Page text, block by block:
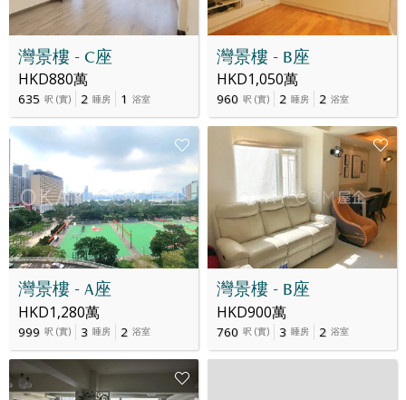
灣景樓 - C座
HKD880萬
635 呎 (實) 2 睡房 1 浴室
灣景樓 - B座
HKD1,050萬
960 呎 (實) 2 睡房 2 浴室
灣景樓 - A座
HKD1,280萬
999 呎 (實) 3 睡房 2 浴室
灣景樓 - B座
HKD900萬
760 呎 (實) 3 睡房 2 浴室